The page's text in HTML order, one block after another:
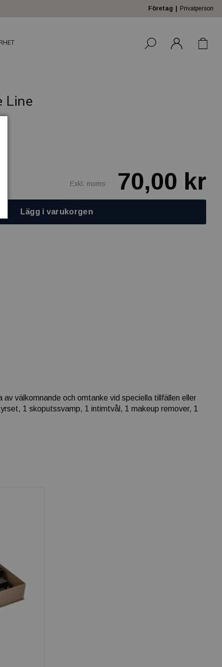
Företag Privatperson
Line
Exkl. moms: 70,00 kr
Lägg i varukorgen
välkomnande och omtanke vid speciella tillfällen eller
1 skoputssvamp, 1 intimtvål, 1 makeup remover, 1